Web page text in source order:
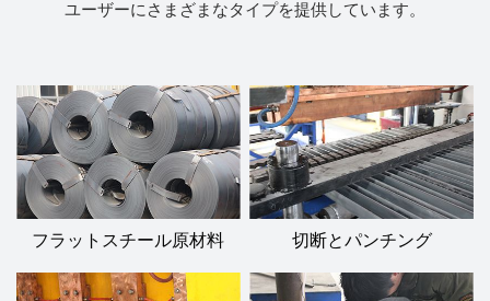
ユーザーにさまざまなタイプを提供しています。
フラットスチール原材料 切断とパンチング